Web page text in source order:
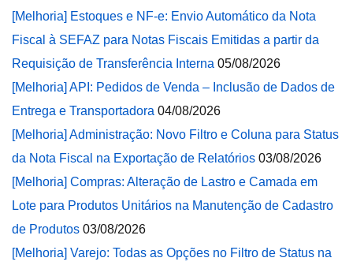
[Melhoria] Estoques e NF-e: Envio Automático da Nota
Fiscal à SEFAZ para Notas Fiscais Emitidas a partir da
Requisição de Transferência Interna 05/08/2026
[Melhoria] API: Pedidos de Venda – Inclusão de Dados de
Entrega e Transportadora 04/08/2026
[Melhoria] Administração: Novo Filtro e Coluna para Status
da Nota Fiscal na Exportação de Relatórios 03/08/2026
[Melhoria] Compras: Alteração de Lastro e Camada em
Lote para Produtos Unitários na Manutenção de Cadastro
de Produtos 03/08/2026
[Melhoria] Varejo: Todas as Opções no Filtro de Status na